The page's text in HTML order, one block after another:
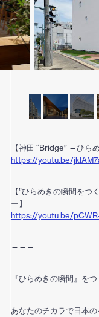
【神田 “Bridge” —ひら
https://youtu.be/
【”ひらめきの瞬間を
ー】
https://youtu.be/
———
『ひらめきの瞬間』を
あなたのチカラで日本